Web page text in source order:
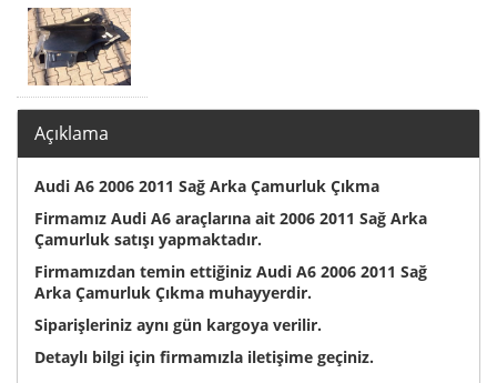
Açıklama
Audi A6 2006 2011 Sağ Arka Çamurluk Çıkma
Firmamız Audi A6 araçlarına ait 2006 2011 Sağ Arka
Çamurluk satışı yapmaktadır.
Firmamızdan temin ettiğiniz Audi A6 2006 2011 Sağ
Arka Çamurluk Çıkma muhayyerdir.
Siparişleriniz aynı gün kargoya verilir.
Detaylı bilgi için firmamızla iletişime geçiniz.